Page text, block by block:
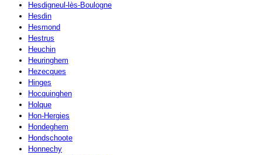
Hesdigneul-lès-Boulogne
Hesdin
Hesmond
Hestrus
Heuchin
Heuringhem
Hezecques
Hinges
Hocquinghen
Holque
Hon-Hergies
Hondeghem
Hondschoote
Honnechy